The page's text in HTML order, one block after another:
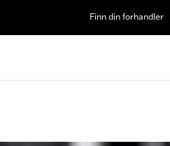
Finn din forhandler